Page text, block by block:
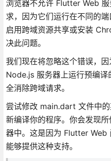
浏览器不允许 Flutter Web
求，因为它们运行在不同的
启用跨域资源共享或安装
决此问题。
我们现在将忽略这个错误，
Node.js 服务器上运行预编
全消除跨域请求。
尝试修改 main.dart 文件中
新编译你的程序。你会发现
器中。这是因为 Flutter Web
能够提供这种支持。